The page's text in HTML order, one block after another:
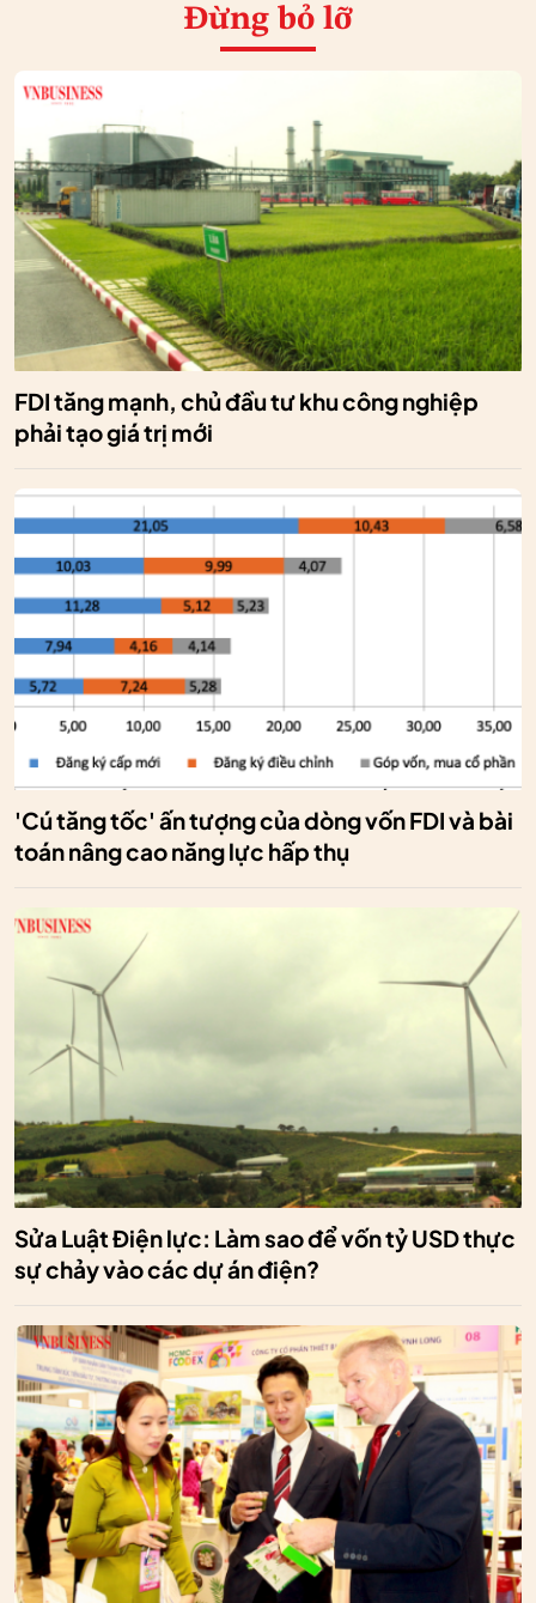
Đừng bỏ lỡ
FDI tăng mạnh, chủ đầu tư khu công nghiệp
phải tạo giá trị mới
'Cú tăng tốc' ấn tượng của dòng vốn FDI và bài
toán nâng cao năng lực hấp thụ
Sửa Luật Điện lực: Làm sao để vốn tỷ USD thực
sự chảy vào các dự án điện?